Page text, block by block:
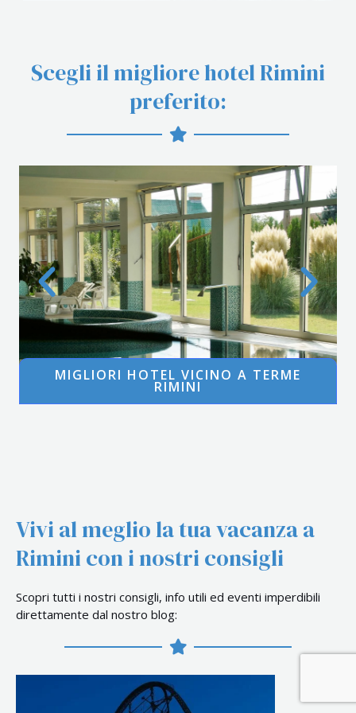
Scegli il migliore hotel Rimini
preferito:
MIGLIORI HOTEL VICINO A TERME
RIMINI
Vivi al meglio la tua vacanza a
Rimini con i nostri consigli
Scopri tutti i nostri consigli, info utili ed eventi imperdibili
direttamente dal nostro blog: